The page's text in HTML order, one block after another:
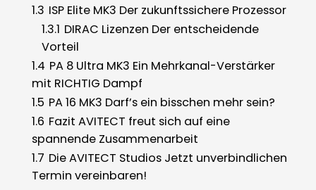
1.3 ISP Elite MK3 Der zukunftssichere Prozessor
1.3.1 DIRAC Lizenzen Der entscheidende
Vorteil
1.4 PA 8 Ultra MK3 Ein Mehrkanal-Verstärker
mit RICHTIG Dampf
1.5 PA 16 MK3 Darf’s ein bisschen mehr sein?
1.6 Fazit AVITECT freut sich auf eine
spannende Zusammenarbeit
1.7 Die AVITECT Studios Jetzt unverbindlichen
Termin vereinbaren!